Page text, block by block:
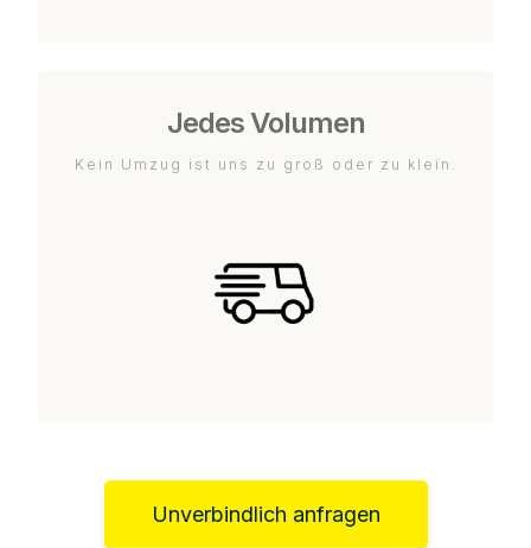
Jedes Volumen
Kein Umzug ist uns zu groß oder zu klein.
Unverbindlich anfragen